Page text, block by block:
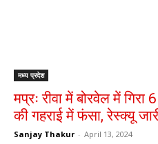
मध्य प्रदेश
मप्रः रीवा में बोरवेल में
की गहराई में फंसा, रेस्क्यू
Sanjay Thakur - April 13, 2024